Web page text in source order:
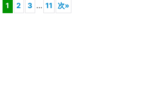
1 2 3 ... 11 次»